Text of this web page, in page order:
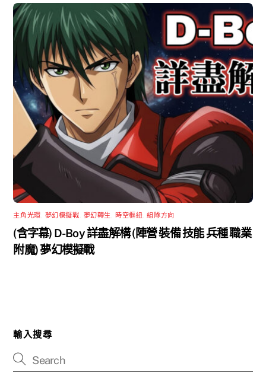
主角光環 夢幻模擬戰 夢幻轉生 時空樞紐 ,組隊方向
(含字幕) D-Boy 詳盡解構 (陣營 裝備 技能 兵種 職業
附魔) 夢幻模擬戰
輸入搜尋